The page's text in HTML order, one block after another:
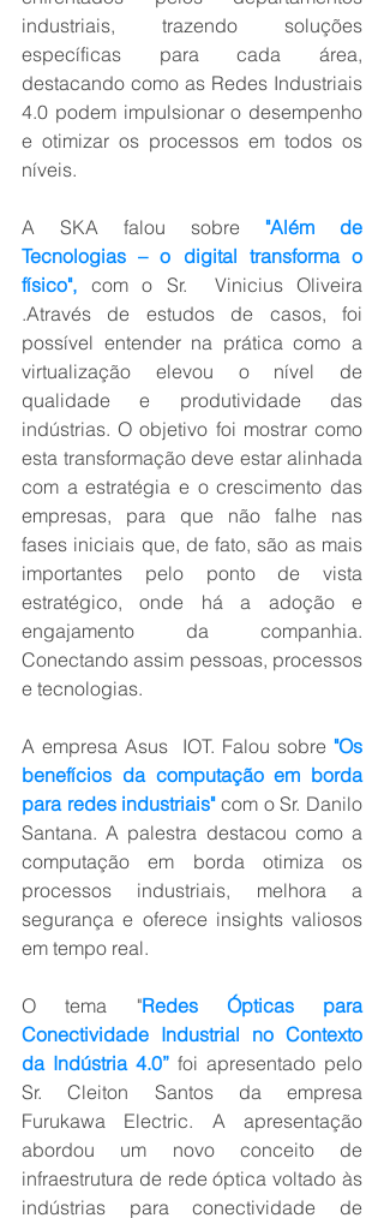
industriais, trazendo soluções
específicas para cada área,
destacando como as Redes Industriais
4.0 podem impulsionar o desempenho
e otimizar os processos em todos os
níveis.
A SKA falou sobre "Além de
Tecnologias – o digital transforma o
físico", com o Sr.  Vinicius Oliveira
.Através de estudos de casos, foi
possível entender na prática como a
virtualização elevou o nível de
qualidade e produtividade das
indústrias. O objetivo foi mostrar como
esta transformação deve estar alinhada
com a estratégia e o crescimento das
empresas, para que não falhe nas
fases iniciais que, de fato, são as mais
importantes pelo ponto de vista
estratégico, onde há a adoção e
engajamento da companhia.
Conectando assim pessoas, processos
e tecnologias.
A empresa Asus  IOT. Falou sobre "Os
benefícios da computação em borda
para redes industriais" com o Sr. Danilo
Santana. A palestra destacou como a
computação em borda otimiza os
processos industriais, melhora a
segurança e oferece insights valiosos
em tempo real.
O tema "Redes Ópticas para
Conectividade Industrial no Contexto
da Indústria 4.0” foi apresentado pelo
Sr. Cleiton Santos da empresa
Furukawa Electric. A apresentação
abordou um novo conceito de
infraestrutura de rede óptica voltado às
indústrias para conectividade de